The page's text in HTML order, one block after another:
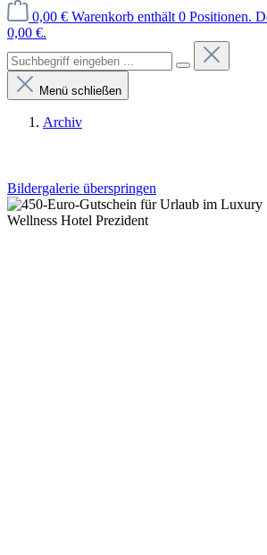
0,00 € Warenkorb enthält 0 Positionen.
0,00 €.
Menü schließen
Archiv
Bildergalerie überspringen